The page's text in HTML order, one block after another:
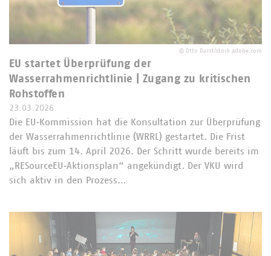
© Otto Durst/stock.adobe.com
EU startet Überprüfung der
Wasserrahmenrichtlinie | Zugang zu kritischen
Rohstoffen
23.03.2026
Die EU‑Kommission hat die Konsultation zur Überprüfung
der Wasserrahmenrichtlinie (WRRL) gestartet. Die Frist
läuft bis zum 14. April 2026. Der Schritt wurde bereits im
„RESourceEU‑Aktionsplan“ angekündigt. Der VKU wird
sich aktiv in den Prozess…